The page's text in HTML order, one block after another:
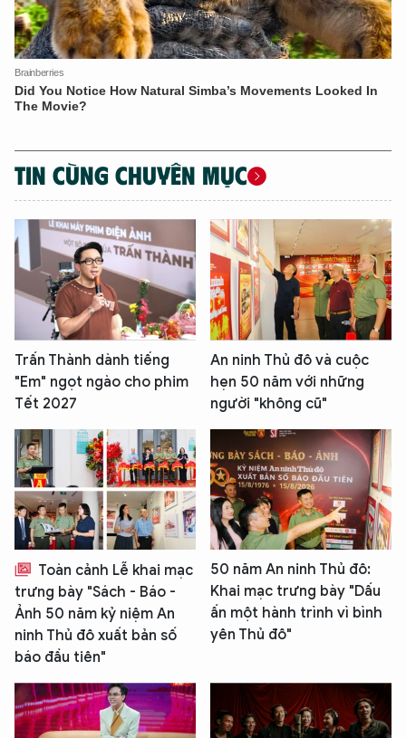
TIN CÙNG CHUYÊN MỤC
Trấn Thành dành tiếng
"Em" ngọt ngào cho phim
Tết 2027
An ninh Thủ đô và cuộc
hẹn 50 năm với những
người "không cũ"
Toàn cảnh Lễ khai mạc
trưng bày "Sách - Báo -
Ảnh 50 năm kỷ niệm An
ninh Thủ đô xuất bản số
báo đầu tiên"
50 năm An ninh Thủ đô:
Khai mạc trưng bày "Dấu
ấn một hành trình vì bình
yên Thủ đô"